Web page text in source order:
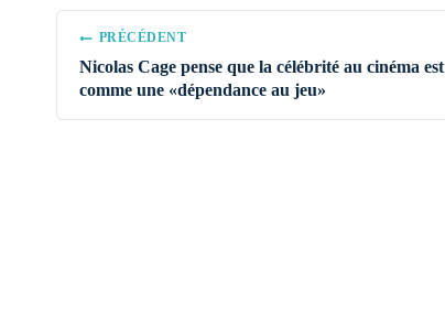
Navigation
de
l’article
PRÉCÉDENT
Nicolas Cage pense que la célébrité au cinéma est
comme une «dépendance au jeu»